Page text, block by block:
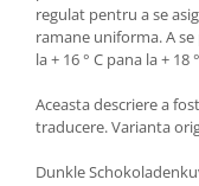
regulat pentru a se
ramane uniforma. A
la + 16 ° C pana la + 18
Aceasta descriere a
traducere. Varianta
Dunkle